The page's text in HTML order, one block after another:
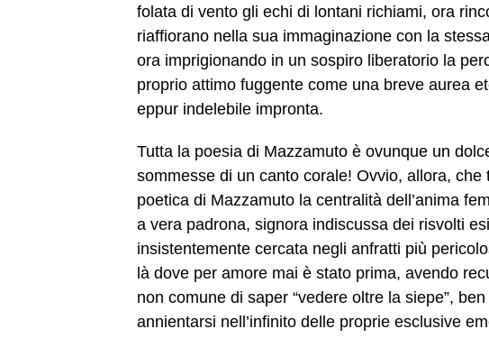
folata di vento gli echi di lontani richiami, ora
riaffiorano nella sua immaginazione con la
ora imprigionando in un sospiro liberatorio la
proprio attimo fuggente come una breve aurea
eppur indelebile impronta.
Tutta la poesia di Mazzamuto è ovunque un
sommesse di un canto corale! Ovvio, allora,
poetica di Mazzamuto la centralità dell’anima
a vera padrona, signora indiscussa dei risvolti
insistentemente cercata negli anfratti più
là dove per amore mai è stato prima, avendo
non comune di saper “vedere oltre la siepe”,
annientarsi nell’infinito delle proprie esclusive